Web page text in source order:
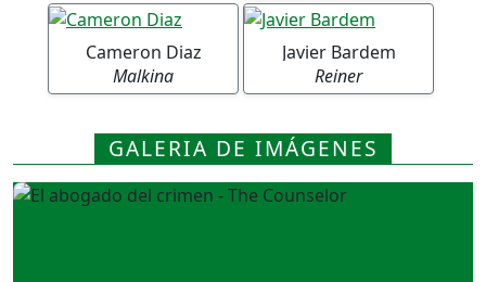
Cameron Diaz
Malkina
Javier Bardem
Reiner
GALERIA DE IMÁGENES